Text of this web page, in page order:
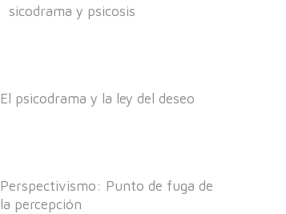
Psicodrama y psicosis
El psicodrama y la ley del deseo
Perspectivismo: Punto de fuga de
la percepción